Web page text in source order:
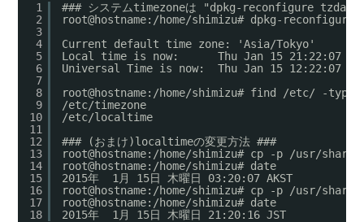
1
2
3
4
5
6
7
8
9
10
11
12
13
14
15
16
17
18
### システムtimezoneは "dpkg-reconfigure tzdata"
root@hostname:/home/shimizu# dpkg-reconfigure
Current default time zone: 'Asia/Tokyo'
Local time is now:      Thu Jan 15 21:22:07 JST
Universal Time is now:  Thu Jan 15 12:22:07
root@hostname:/home/shimizu# find /etc/ -type f -
/etc/timezone
/etc/localtime
### (おまけ)localtimeの変更方法 ###
root@hostname:/home/shimizu# cp -p /usr/
root@hostname:/home/shimizu# date
2015年  1月 15日 木曜日 03:20:07 AKST
root@hostname:/home/shimizu# cp -p /usr/
root@hostname:/home/shimizu# date
2015年  1月 15日 木曜日 21:20:16 JST